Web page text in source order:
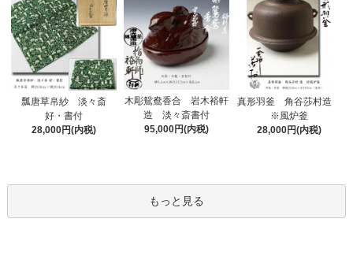
瓢唐草帛紗 淡々斎
好・書付
28,000円(内税)
木彫鴛鴦香合 岩木裕軒
造 淡々斎書付
95,000円(内税)
真形羽釜 角谷莎村造
※風炉釜
28,000円(内税)
もっと見る